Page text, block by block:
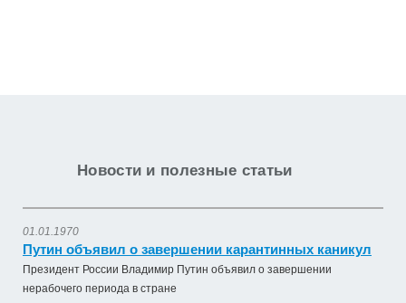
Новости и полезные статьи
01.01.1970
Путин объявил о завершении карантинных каникул
Президент России Владимир Путин объявил о завершении
нерабочего периода в стране